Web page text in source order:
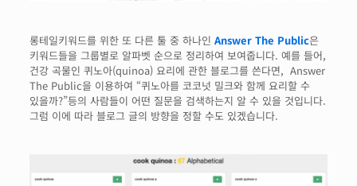
롱테일키워드를 위한 또 다른 툴 중 하나인 Answer The Public은
키워드들을 그룹별로 알파벳 순으로 정리하여 보여줍니다. 예를 들어,
건강 곡물인 퀴노아(quinoa) 요리에 관한 블로그를 쓴다면, Answer
The Public을 이용하여 “퀴노아를 코코넛 밀크와 함께 요리할 수
있을까?”등의 사람들이 어떤 질문을 검색하는지 알 수 있을 것입니다.
그럼 이에 따라 블로그 글의 방향을 정할 수도 있겠습니다.